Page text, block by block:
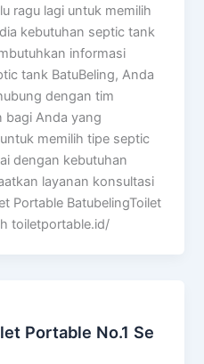
ragu lagi untuk memilih
kebutuhan septic tank
informasi
tank BatuBeling, Anda
dengan tim
bagi Anda yang
memilih tipe septic
dengan kebutuhan
layanan konsultasi
Portable BatubelingToilet
toiletportable.id/
Portable No.1 Se